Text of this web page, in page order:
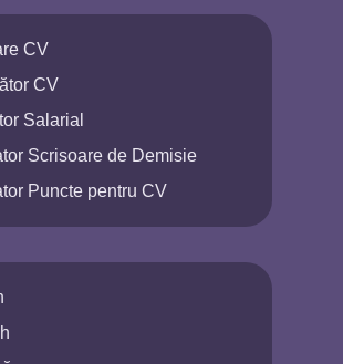
CV
CV
Salarial
Scrisoare de Demisie
Puncte pentru CV